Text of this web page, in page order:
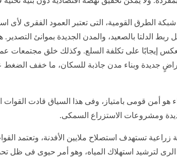
الطرق القومية، التى تعتبر العمود الفقرى لأى
الدلتا بالصعيد، والمدن الجديدة بموانئ التصدير.
إيجابًا على تكلفة السلع. وكذلك خلق مجتمعات
جديدة وبناء مدن جاذبة للسكان، ما خفف الضغط
هو أمن قومى بامتياز، وفى هذا السياق قادت القوات
ومشروعات الاستزراع السمكى.
زراعية تستهدف استصلاح ملايين الأفدنة، وتعتمد
الرى لترشيد استهلاك المياه، وهو أمر حيوى فى ظل